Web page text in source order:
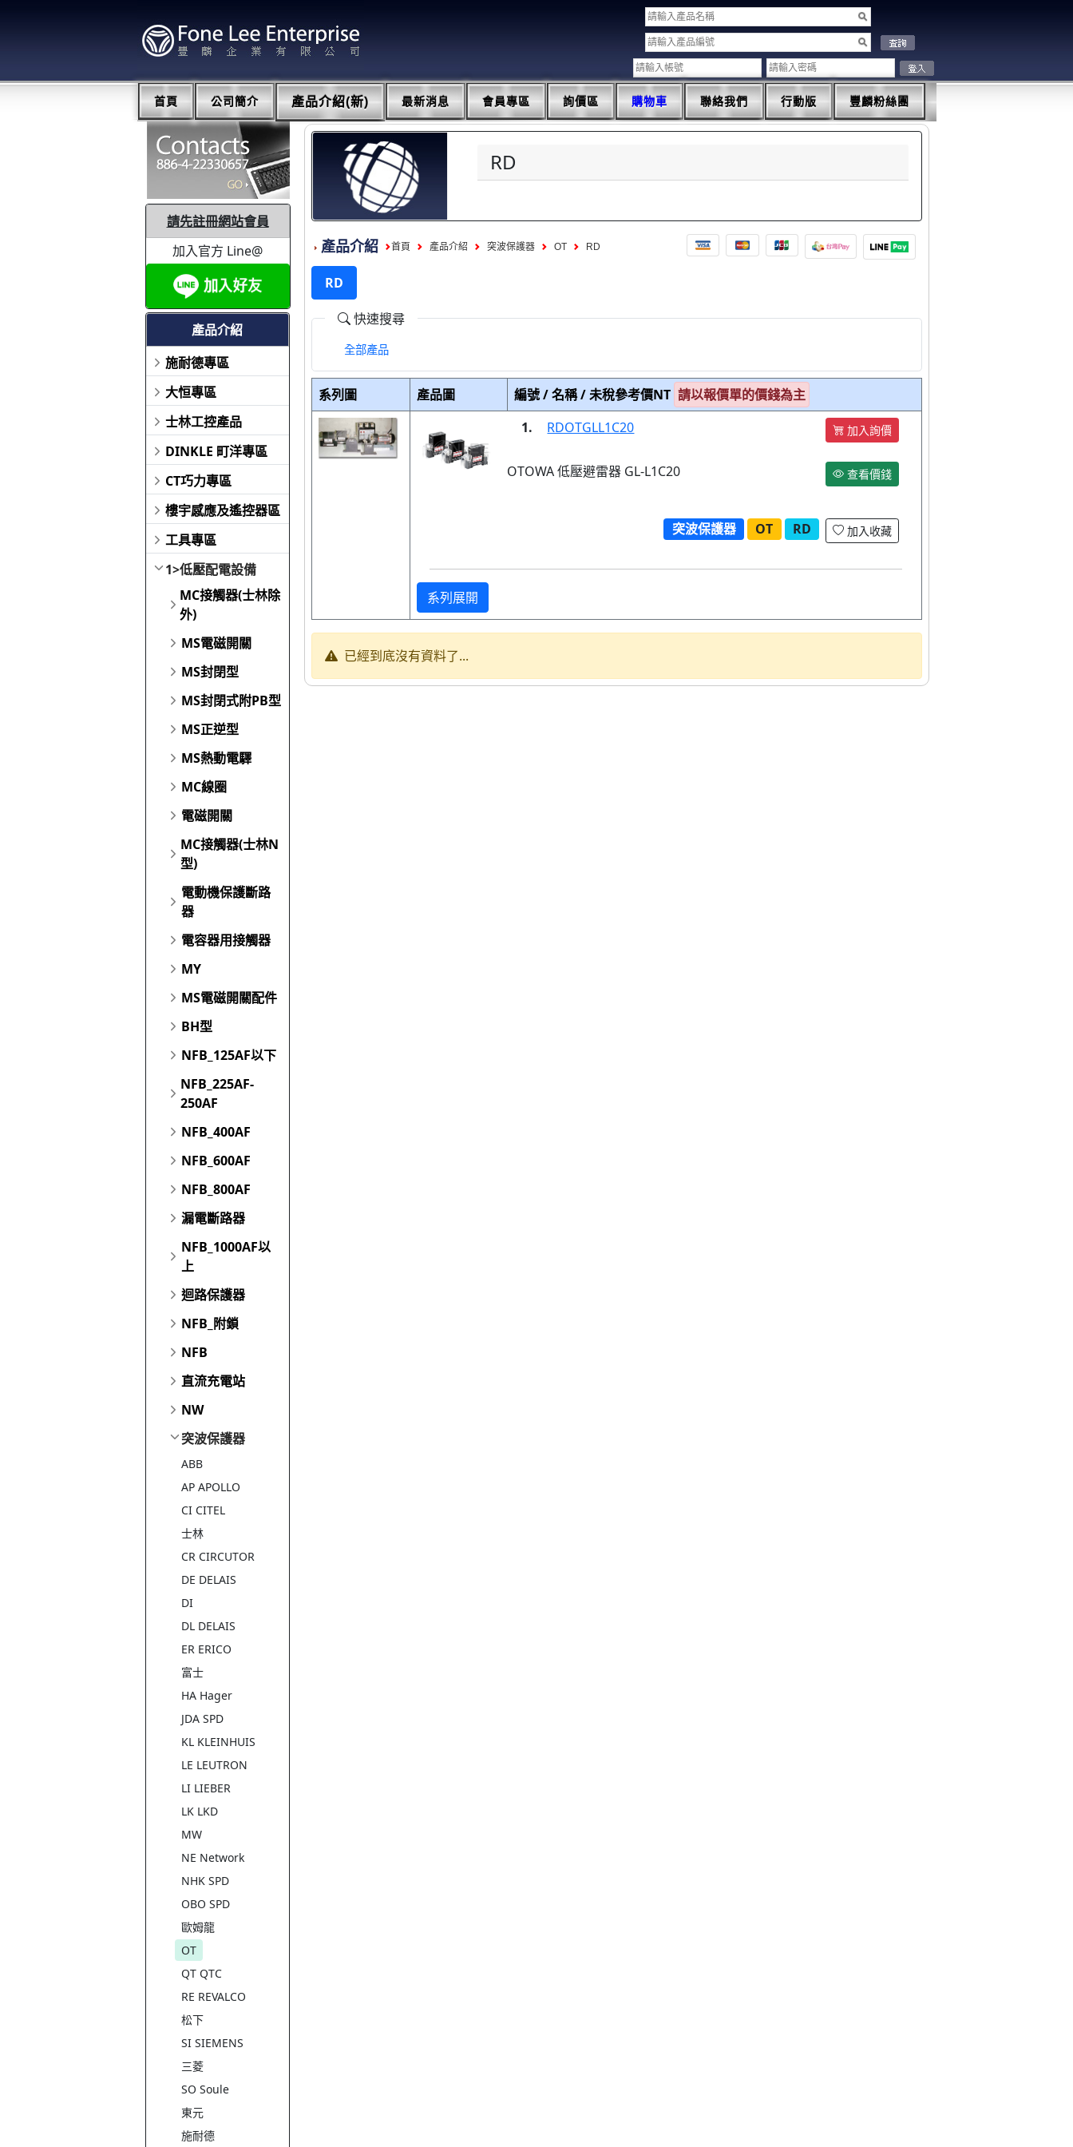
首頁 公司簡介 產品介紹(新) 最新消息 會員專區 詢價區 購物車 聯絡我們 行動版 豐麟粉絲團
請先註冊網站會員
加入官方 Line@
產品介紹
施耐德專區
大恒專區
士林工控產品
DINKLE 町洋專區
CT巧力專區
樓宇感應及遙控器區
工具專區
1>低壓配電設備
MC接觸器(士林除
外)
MS電磁開關
MS封閉型
MS封閉式附PB型
MS正逆型
MS熱動電驛
MC線圈
電磁開關
MC接觸器(士林N
型)
電動機保護斷路
器
電容器用接觸器
MY
MS電磁開關配件
BH型
NFB_125AF以下
NFB_225AF-
250AF
NFB_400AF
NFB_600AF
NFB_800AF
漏電斷路器
NFB_1000AF以
上
迴路保護器
NFB_附鎖
NFB
直流充電站
NW
突波保護器
ABB
AP APOLLO
CI CITEL
士林
CR CIRCUTOR
DE DELAIS
DI
DL DELAIS
ER ERICO
富士
HA Hager
JDA SPD
KL KLEINHUIS
LE LEUTRON
LI LIEBER
LK LKD
MW
NE Network
NHK SPD
OBO SPD
歐姆龍
OT
QT QTC
RE REVALCO
松下
SI SIEMENS
三菱
SO Soule
東元
施耐德
RD
產品介紹 首頁 產品介紹 突波保護器 OT RD
RD
快速搜尋
全部產品
系列圖 產品圖 編號 / 名稱 / 未稅參考價NT 請以報價單的價錢為主
1.
RDOTGLL1C20 加入詢價
OTOWA 低壓避雷器 GL-L1C20 查看價錢
突波保護器 OT RD 加入收藏
系列展開
已經到底沒有資料了...